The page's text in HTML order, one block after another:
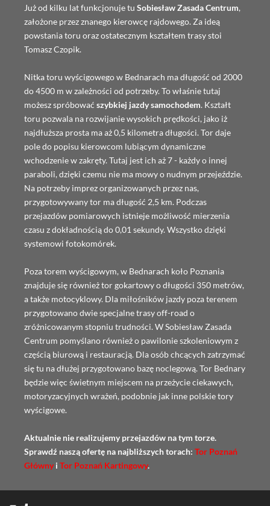
Już od kilku lat funkcjonuje tu Sobiesław Zasada Centrum,
założone przez znanego kierowcę rajdowego. Za ideą
powstania toru oraz ostatecznym kształtem trasy stoi
Tomasz Czopik.
Nitka toru wyścigowego w Bednarach ma długość od 2000
do 4500 m w zależności od potrzeby. To właśnie tutaj
możesz spróbować szybkiej jazdy samochodem. Kształt
toru pozwala na rozwijanie wysokich prędkości, jako iż
najdłuższa prosta ma aż 0,5 kilometra długości. Tor daje
pole do popisu kierowcom lubiącym dynamiczne
wchodzenie w zakręty. Tutaj jest ich aż 7 - każdy o innej
paraboli, dzięki czemu nie ma mowy o nudnym przejeździe.
Na potrzeby imprez organizowanych przez nas,
przygotowywany tor ma długość 2,5 km. Podczas
przejazdów pomiarowych istnieje możliwość mierzenia
czasu z dokładnością do 0,01 sekundy. Wszystko dzięki
systemowi fotokomórek.
Poza torem wyścigowym, w Bednarach koło Poznania
znajduje się również tor gokartowy o długości 350 metrów,
a także motocyklowy. Dla miłośników jazdy poza terenem
przygotowano dwie specjalne trasy off-road o
zróżnicowanym stopniu trudności. W Sobiesław Zasada
Centrum pomyślano również o pawilonie szkoleniowym z
częścią biurową i restauracją. Dla osób chcących zatrzymać
się tu na dłużej przygotowano bazę noclegową. Tor Bednary
będzie więc świetnym miejscem na przeżycie ciekawych,
motoryzacyjnych wrażeń, podobnie jak inne polskie tory
wyścigowe.
Aktualnie nie realizujemy przejazdów na tym torze.
Sprawdź naszą ofertę na najbliższych torach: Tor Poznań
Głównyi Tor Poznań Kartingowy.